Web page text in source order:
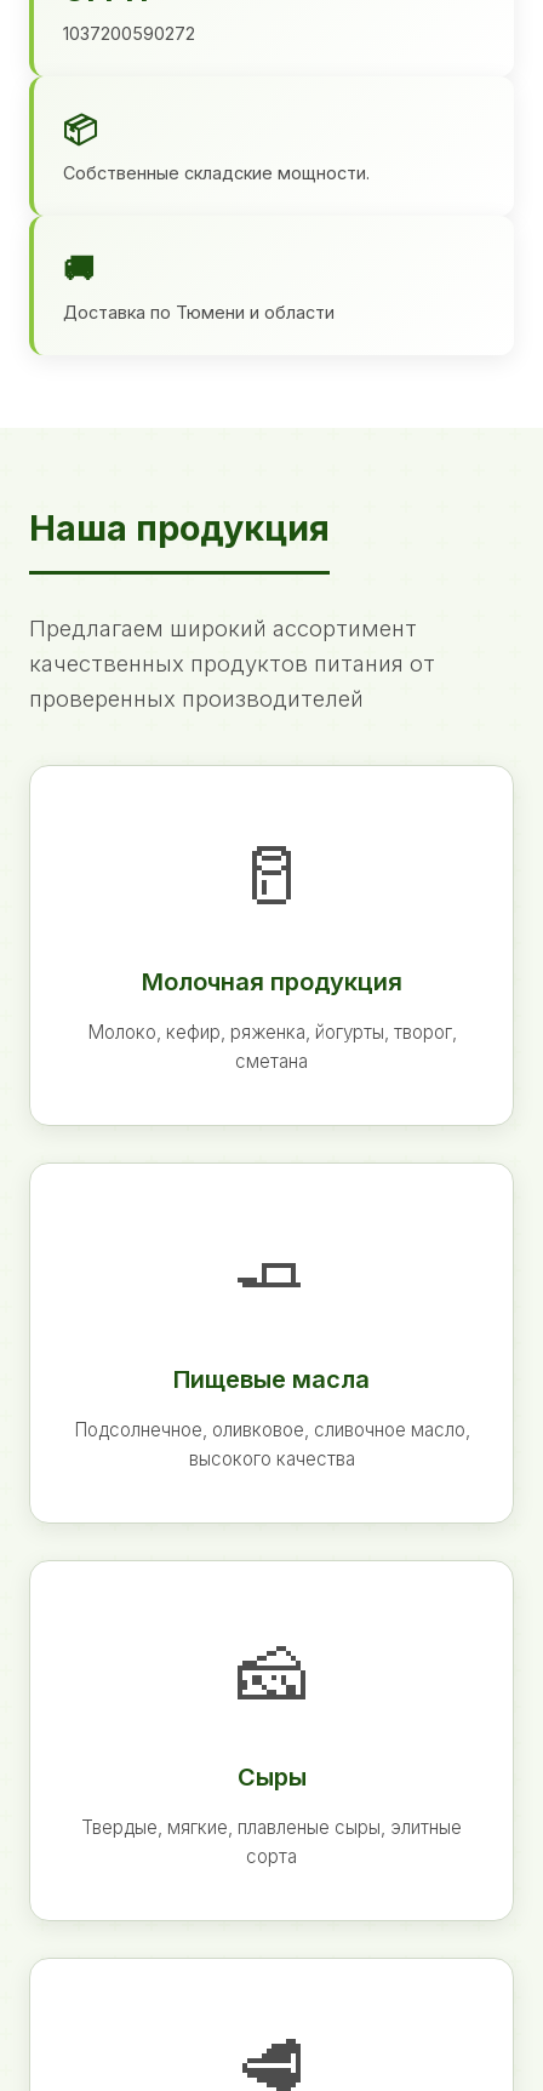
1037200590272
📦
Собственные складские мощности.
🚚
Доставка по Тюмени и области
Наша продукция
Предлагаем широкий ассортимент
качественных продуктов питания от
проверенных производителей
🥛
Молочная продукция
Молоко, кефир, ряженка, йогурты, творог,
сметана
🧈
Пищевые масла
Подсолнечное, оливковое, сливочное масло,
высокого качества
🧀
Сыры
Твердые, мягкие, плавленые сыры, элитные
сорта
🥩